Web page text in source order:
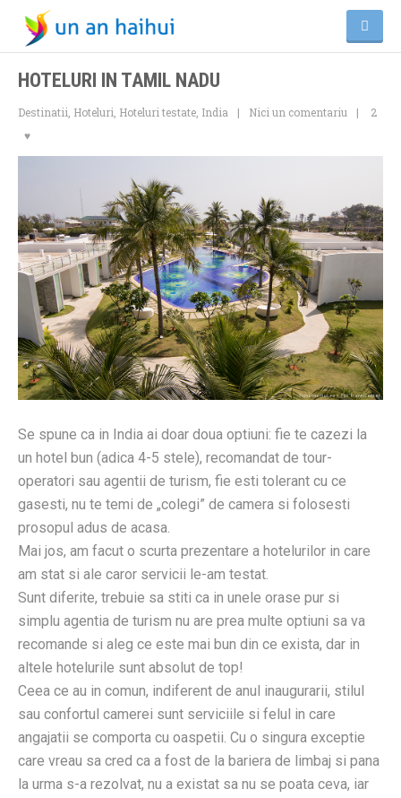
HOTELURI IN TAMIL NADU
Destinatii Hoteluri Hoteluri testate India Nici un comentariu 2
Se spune ca in India ai doar doua optiuni: fie te cazezi la
un hotel bun (adica 4-5 stele), recomandat de tour-
operatori sau agentii de turism, fie esti tolerant cu ce
gasesti, nu te temi de „colegi” de camera si folosesti
prosopul adus de acasa.
Mai jos, am facut o scurta prezentare a hotelurilor in care
am stat si ale caror servicii le-am testat.
Sunt diferite, trebuie sa stiti ca in unele orase pur si
simplu agentia de turism nu are prea multe optiuni sa va
recomande si aleg ce este mai bun din ce exista, dar in
altele hotelurile sunt absolut de top!
Ceea ce au in comun, indiferent de anul inaugurarii, stilul
sau confortul camerei sunt serviciile si felul in care
angajatii se comporta cu oaspetii. Cu o singura exceptie
care vreau sa cred ca a fost de la bariera de limbaj si pana
la urma s-a rezolvat, nu a existat sa nu se poata ceva, iar